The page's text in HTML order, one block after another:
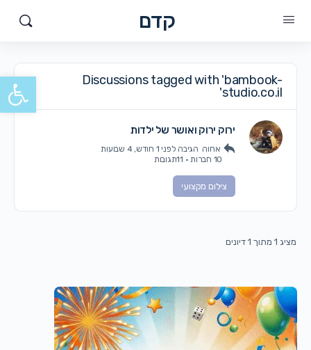
קדם
Discussions tagged with 'bambook-
studio.co.il'
ירוק ירוק ואושר של ילדות
אחוה הגיבה לפני 1 חודש, 4 שבועות
10 חברות
· 11תגובות
צילום מקצועי
מציג 1 מתוך 1 דיונים
פתח